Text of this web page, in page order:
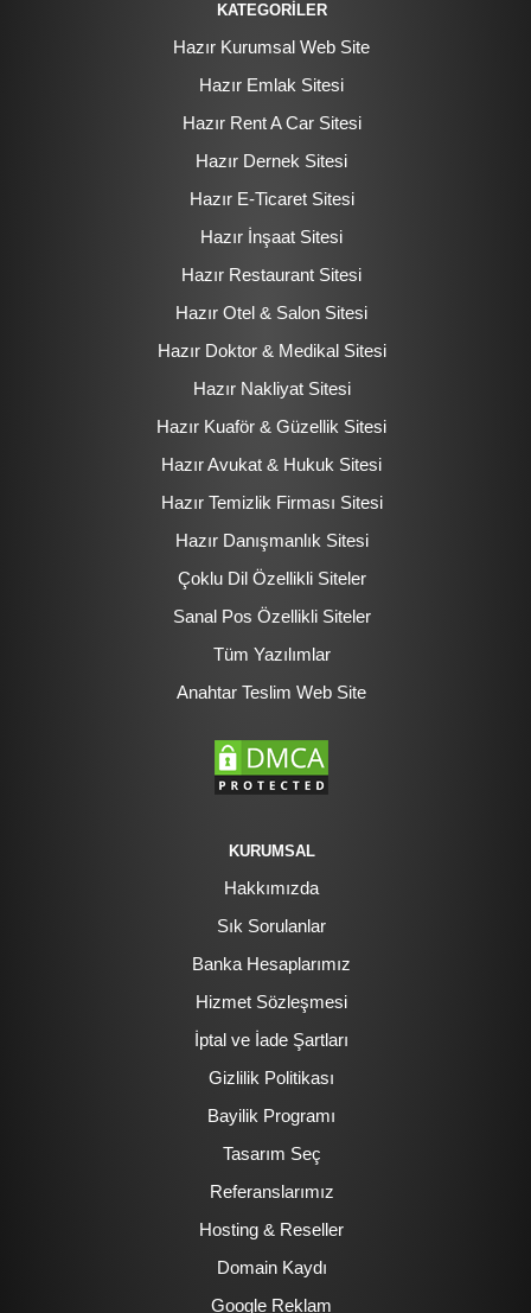
KATEGORİLER
Hazır Kurumsal Web Site
Hazır Emlak Sitesi
Hazır Rent A Car Sitesi
Hazır Dernek Sitesi
Hazır E-Ticaret Sitesi
Hazır İnşaat Sitesi
Hazır Restaurant Sitesi
Hazır Otel & Salon Sitesi
Hazır Doktor & Medikal Sitesi
Hazır Nakliyat Sitesi
Hazır Kuaför & Güzellik Sitesi
Hazır Avukat & Hukuk Sitesi
Hazır Temizlik Firması Sitesi
Hazır Danışmanlık Sitesi
Çoklu Dil Özellikli Siteler
Sanal Pos Özellikli Siteler
Tüm Yazılımlar
Anahtar Teslim Web Site
KURUMSAL
Hakkımızda
Sık Sorulanlar
Banka Hesaplarımız
Hizmet Sözleşmesi
İptal ve İade Şartları
Gizlilik Politikası
Bayilik Programı
Tasarım Seç
Referanslarımız
Hosting & Reseller
Domain Kaydı
Google Reklam